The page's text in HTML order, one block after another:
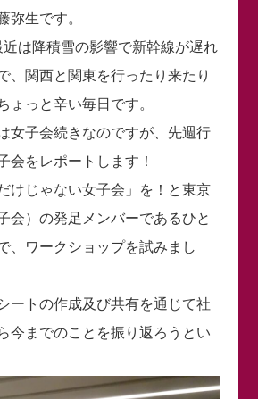
弥生です。
近は降積雪の影響で新幹線が遅れ
、関西と関東を行ったり来たり
ょっと辛い毎日です。
女子会続きなのですが、先週行
会をレポートします！
けじゃない女子会」を！と東京
会）の発足メンバーであるひと
、ワークショップを試みまし
ートの作成及び共有を通じて社
今までのことを振り返ろうとい